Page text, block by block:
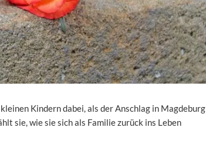
Kindern dabei, als der Anschlag in Magdeburg
sie, wie sie sich als Familie zurück ins Leben